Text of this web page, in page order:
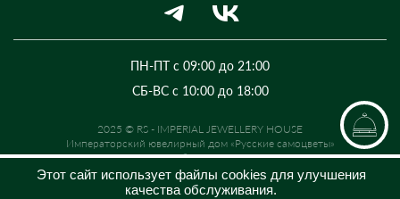
ПН-ПТ с 09:00 до 21:00
СБ-ВС с 10:00 до 18:00
2025 © RS - IMPERIAL JEWELLERY HOUSE
Императорский ювелирный дом «Русские самоцветы»
Предложение не является публичной офертой. Цены на сайте и в
розничной сети могут отличаться. Информация на сайте о товаре носит
рекламный характер и расценивается как приглашение делать
Этот сайт использует файлы cookies для улучшения
качества обслуживания.